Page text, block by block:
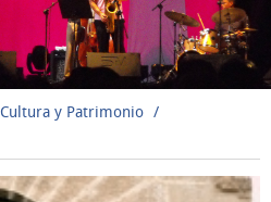
РУССКИЙ
Cultura y Patrimonio